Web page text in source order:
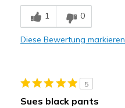
Nachteile
Poor Quality
Casual Wear
1 0
Diese Bewertung markieren
5
Sues black pants